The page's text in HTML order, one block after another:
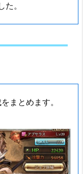
。
まとめます。